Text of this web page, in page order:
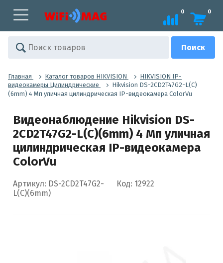
0 0
Главная Каталог товаров HIKVISION
HIKVISION IP-
видеокамеры Цилиндрические
Hikvision DS-2CD2T47G2-L(C)
(6mm) 4 Мп уличная цилиндрическая IP-видеокамера ColorVu
Видеонаблюдение Hikvision DS-
2CD2T47G2-L(C)(6mm) 4 Мп уличная
цилиндрическая IP-видеокамера
ColorVu
Артикул: DS-2CD2T47G2-
L(C)(6mm)
Код: 12922